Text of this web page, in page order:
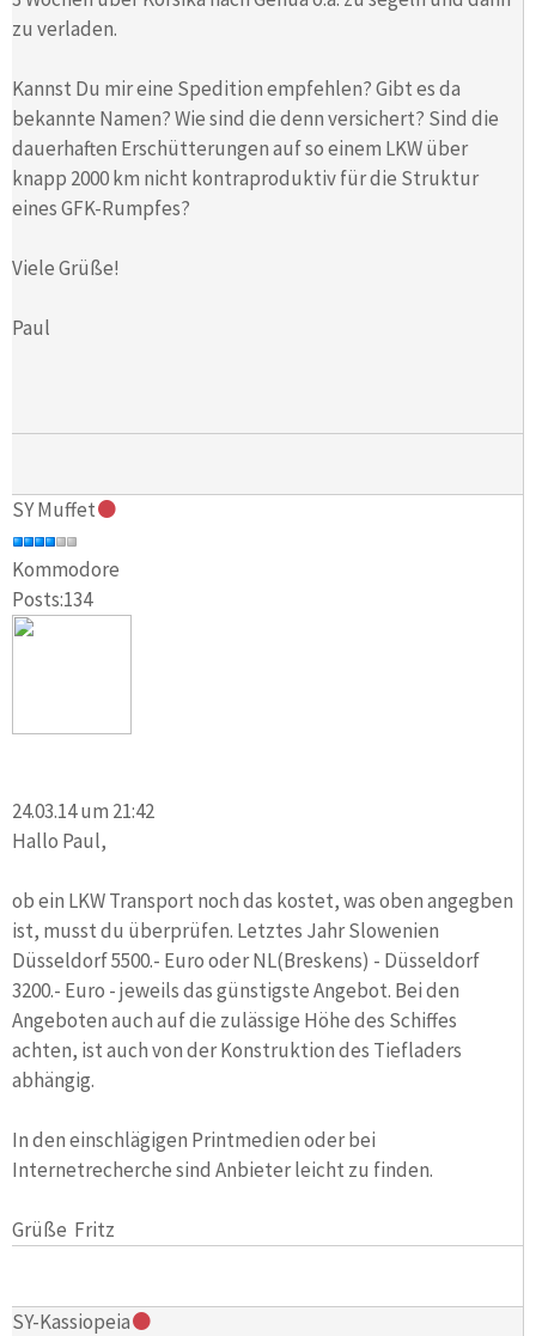
zu verladen.
Kannst Du mir eine Spedition empfehlen? Gibt es da
bekannte Namen? Wie sind die denn versichert? Sind die
dauerhaften Erschütterungen auf so einem LKW über
knapp 2000 km nicht kontraproduktiv für die Struktur
eines GFK-Rumpfes?
Viele Grüße!
Paul
SY Muffet
Kommodore
Posts:134
24.03.14 um 21:42
Hallo Paul,
ob ein LKW Transport noch das kostet, was oben angegben
ist, musst du überprüfen. Letztes Jahr Slowenien
Düsseldorf 5500.- Euro oder NL(Breskens) - Düsseldorf
3200.- Euro - jeweils das günstigste Angebot. Bei den
Angeboten auch auf die zulässige Höhe des Schiffes
achten, ist auch von der Konstruktion des Tiefladers
abhängig.
In den einschlägigen Printmedien oder bei
Internetrecherche sind Anbieter leicht zu finden.
Grüße Fritz
SY-Kassiopeia